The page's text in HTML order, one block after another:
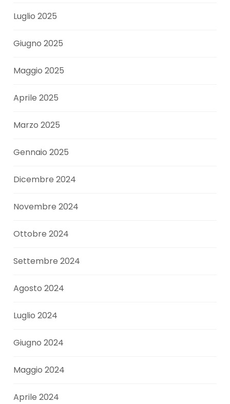
Luglio 2025
Giugno 2025
Maggio 2025
Aprile 2025
Marzo 2025
Gennaio 2025
Dicembre 2024
Novembre 2024
Ottobre 2024
Settembre 2024
Agosto 2024
Luglio 2024
Giugno 2024
Maggio 2024
Aprile 2024